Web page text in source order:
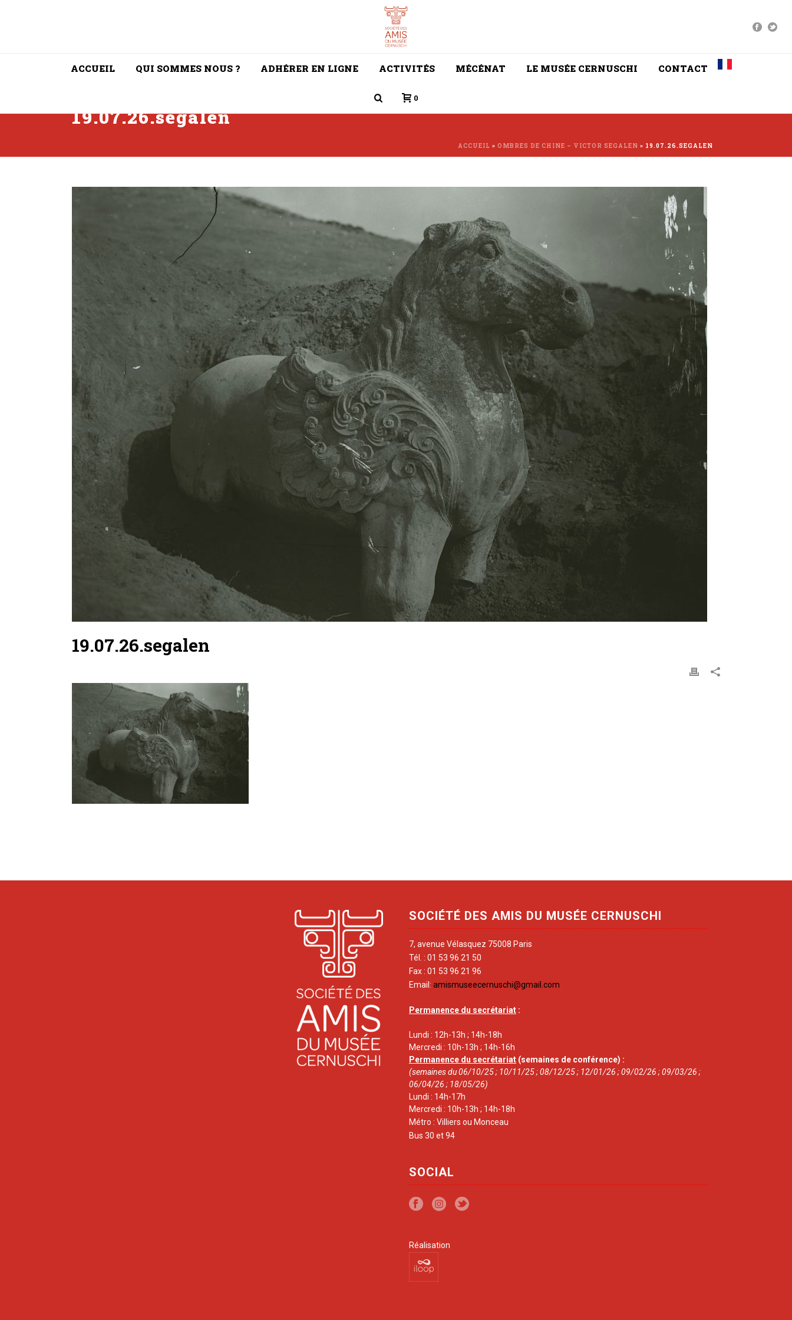
ACCUEIL QUI SOMMES NOUS ? ADHÉRER EN LIGNE ACTIVITÉS MÉCÉNAT LE MUSÉE CERNUSCHI CONTACT
0
19.07.26.segalen
ACCUEIL » OMBRES DE CHINE – VICTOR SEGALEN » 19.07.26.SEGALEN
19.07.26.segalen
SOCIÉTÉ DES AMIS DU MUSÉE CERNUSCHI
7, avenue Vélasquez 75008 Paris
Tél. : 01 53 96 21 50
Fax : 01 53 96 21 96
Email: amismuseecernuschi@gmail.com
Permanence du secrétariat :
Lundi : 12h-13h ; 14h-18h
Mercredi : 10h-13h ; 14h-16h
Permanence du secrétariat (semaines de conférence) :
(semaines du 06/10/25 ; 10/11/25 ; 08/12/25 ; 12/01/26 ; 09/02/26 ; 09/03/26 ;
06/04/26 ; 18/05/26)
Lundi : 14h-17h
Mercredi : 10h-13h ; 14h-18h
Métro : Villiers ou Monceau
Bus 30 et 94
SOCIAL
Réalisation